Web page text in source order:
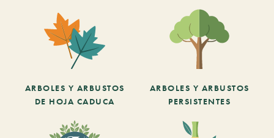
ARBOLES Y ARBUSTOS
DE HOJA CADUCA
ARBOLES Y ARBUSTOS
PERSISTENTES